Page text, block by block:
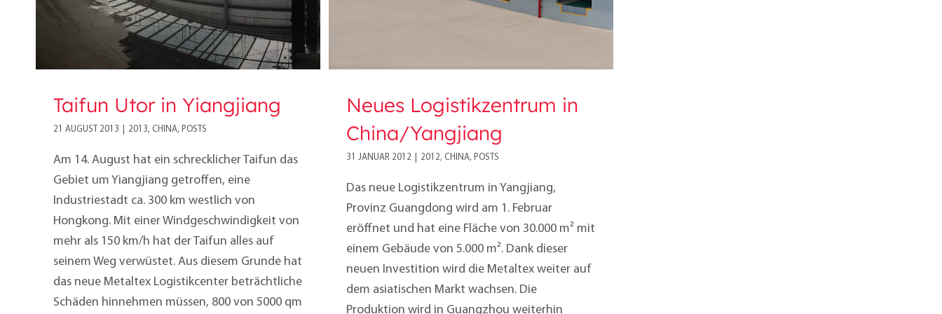
Taifun Utor in Yiangjiang
21 AUGUST 2013 2013, CHINA, POSTS
Am 14. August hat ein schrecklicher Taifun das
Gebiet um Yiangjiang getroffen, eine
Industriestadt ca. 300 km westlich von
Hongkong. Mit einer Windgeschwindigkeit von
mehr als 150 km/h hat der Taifun alles auf
seinem Weg verwüstet. Aus diesem Grunde hat
das neue Metaltex Logistikcenter beträchtliche
Schäden hinnehmen müssen, 800 von 5000 qm
Neues Logistikzentrum in
China/Yangjiang
31 JANUAR 2012 2012, CHINA, POSTS
Das neue Logistikzentrum in Yangjiang,
Provinz Guangdong wird am 1. Februar
eröffnet und hat eine Fläche von 30.000 m² mit
einem Gebäude von 5.000 m². Dank dieser
neuen Investition wird die Metaltex weiter auf
dem asiatischen Markt wachsen. Die
Produktion wird in Guangzhou weiterhin